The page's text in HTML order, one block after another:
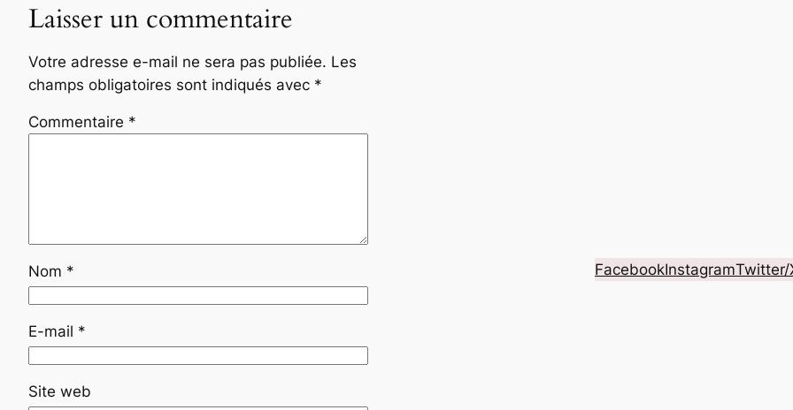
Laisser un commentaire
Votre adresse e-mail ne sera pas publiée. Les
champs obligatoires sont indiqués avec *
Commentaire *
Nom *
E-mail *
Site web
FacebookInstagramTwitter/